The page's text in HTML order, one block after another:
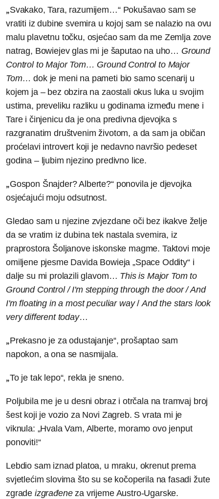
„Svakako, Tara, razumijem…“ Pokušavao sam se
vratiti iz dubine svemira u kojoj sam se nalazio na ovu
malu plavetnu točku, osjećao sam da me Zemlja zove
natrag, Bowiejev glas mi je šaputao na uho… Ground
Control to Major Tom… Ground Control to Major
Tom…dok je meni na pameti bio samo scenarij u
kojem ja – bez obzira na zaostali okus luka u svojim
ustima, preveliku razliku u godinama između mene i
Tare i činjenicu da je ona predivna djevojka s
razgranatim društvenim životom, a da sam ja običan
proćelavi introvert koji je nedavno navršio pedeset
godina – ljubim njezino predivno lice.
„Gospon Šnajder? Alberte?“ ponovila je djevojka
osjećajući moju odsutnost.
Gledao sam u njezine zvjezdane oči bez ikakve želje
da se vratim iz dubina tek nastala svemira, iz
praprostora Šoljanove iskonske magme. Taktovi moje
omiljene pjesme Davida Bowieja „Space Oddity“ i
dalje su mi prolazili glavom… This is Major Tom to
Ground Control / I'm stepping through the door / And
I'm floating in a most peculiar way/And the stars look
very different today…
„Prekasno je za odustajanje“, prošaptao sam
napokon, a ona se nasmijala.
„To je tak lepo“, rekla je sneno.
Poljubila me je u desni obraz i otrčala na tramvaj broj
šest koji je vozio za Novi Zagreb. S vrata mi je
viknula: „Hvala Vam, Alberte, moramo ovo jenput
ponoviti!“
Lebdio sam iznad platoa, u mraku, okrenut prema
svjetlećim slovima što su se kočoperila na fasadi žute
zgrade izgrađeneza vrijeme Austro-Ugarske.